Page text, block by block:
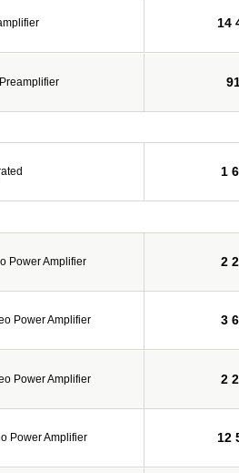
14
1
Power Amplifier 2
Power Amplifier 3
Power Amplifier 2
Power Amplifier 12